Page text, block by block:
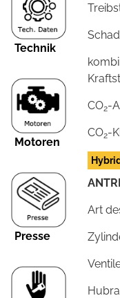
Technik
Motoren
Presse
CO2-
CO2-
Art